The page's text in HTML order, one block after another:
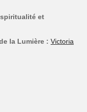
et
la Lumière : Victoria